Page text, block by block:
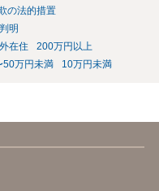
の法的措置
明
在住
200万円以上
50万円未満 10万円未満